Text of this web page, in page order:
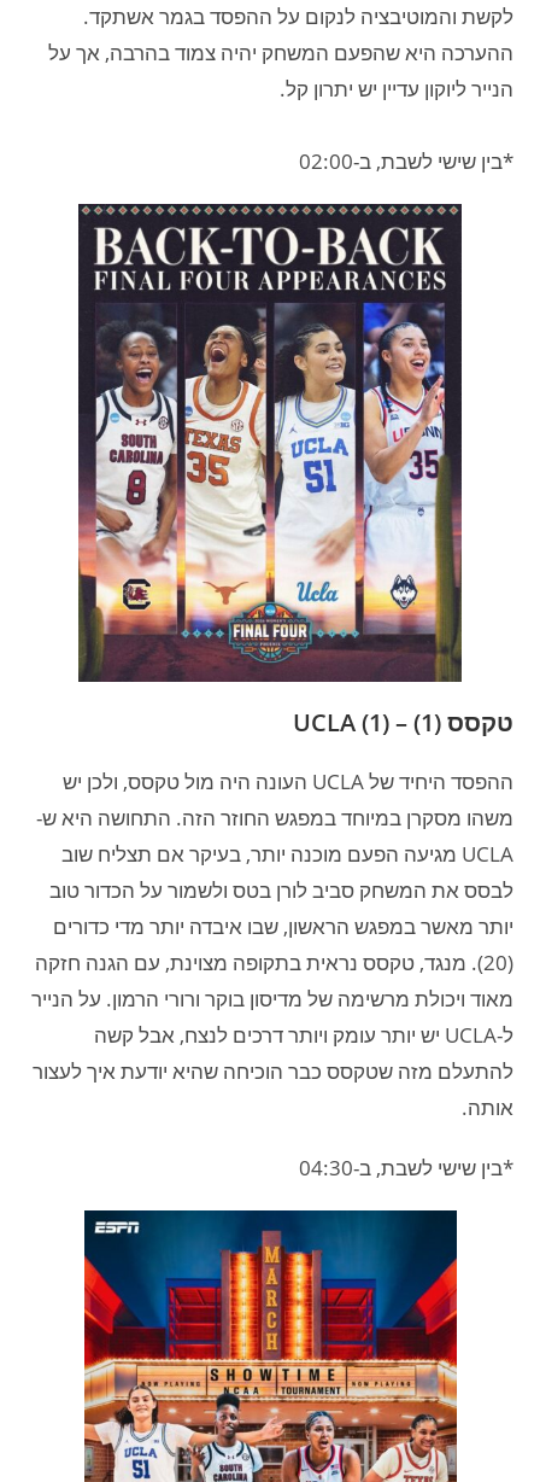
לקשת והמוטיבציה לנקום על ההפסד בגמר אשתקד.
ההערכה היא שהפעם המשחק יהיה צמוד בהרבה, אך על
הנייר ליוקון עדיין יש יתרון קל.
*בין שישי לשבת, ב-02:00
טקסס (1) – UCLA (1)
ההפסד היחיד של UCLA העונה היה מול טקסס, ולכן יש
משהו מסקרן במיוחד במפגש החוזר הזה. התחושה היא ש-
UCLA מגיעה הפעם מוכנה יותר, בעיקר אם תצליח שוב
לבסס את המשחק סביב לורן בטס ולשמור על הכדור טוב
יותר מאשר במפגש הראשון, שבו איבדה יותר מדי כדורים
(20). מנגד, טקסס נראית בתקופה מצוינת, עם הגנה חזקה
מאוד ויכולת מרשימה של מדיסון בוקר ורורי הרמון. על הנייר
ל-UCLA יש יותר עומק ויותר דרכים לנצח, אבל קשה
להתעלם מזה שטקסס כבר הוכיחה שהיא יודעת איך לעצור
אותה.
*בין שישי לשבת, ב-04:30